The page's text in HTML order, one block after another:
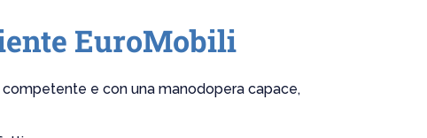
EuroMobili
competente e con una manodopera capace,